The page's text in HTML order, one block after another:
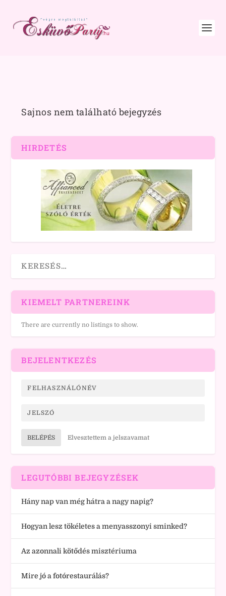
Sajnos nem található bejegyzés
HIRDETÉS
KIEMELT PARTNEREINK
There are currently no listings to show.
BEJELENTKEZÉS
BELÉPÉS Elvesztettem a jelszavamat
LEGUTÓBBI BEJEGYZÉSEK
Hány nap van még hátra a nagy napig?
Hogyan lesz tökéletes a menyasszonyi sminked?
Az azonnali kötődés misztériuma
Mire jó a fotórestaurálás?